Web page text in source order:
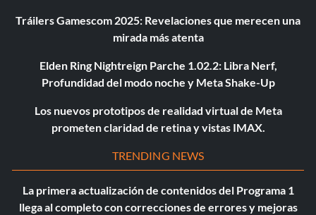
Tráilers Gamescom 2025: Revelaciones que merecen una
mirada más atenta
Elden Ring Nightreign Parche 1.02.2: Libra Nerf,
Profundidad del modo noche y Meta Shake-Up
Los nuevos prototipos de realidad virtual de Meta
prometen claridad de retina y vistas IMAX.
TRENDING NEWS
La primera actualización de contenidos del Programa 1
llega al completo con correcciones de errores y mejoras